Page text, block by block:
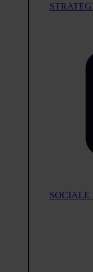
SOCIALE